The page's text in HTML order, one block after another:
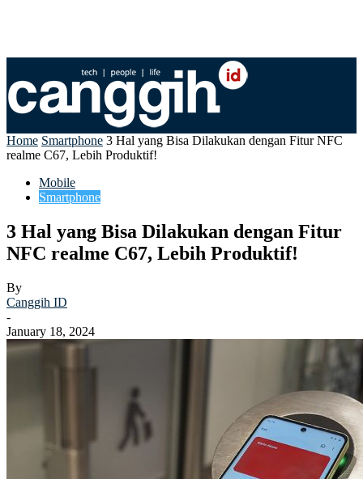
Home Smartphone 3 Hal yang Bisa Dilakukan dengan Fitur NFC
realme C67, Lebih Produktif!
Mobile
Smartphone
3 Hal yang Bisa Dilakukan dengan Fitur
NFC realme C67, Lebih Produktif!
By
Canggih ID
-
January 18, 2024